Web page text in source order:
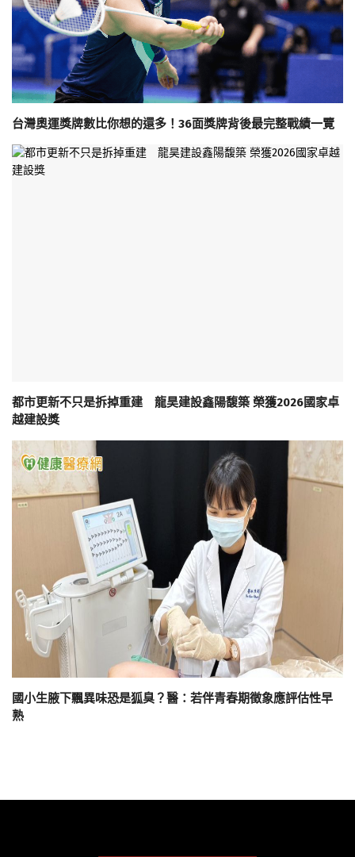
台灣奧運獎牌數比你想的還多！36面獎牌背後最完整戰績一覽
都市更新不只是拆掉重建 龍昊建設鑫陽馥築 榮獲2026國家卓
越建設獎
國小生腋下飄異味恐是狐臭？醫：若伴青春期徵象應評估性早
熟